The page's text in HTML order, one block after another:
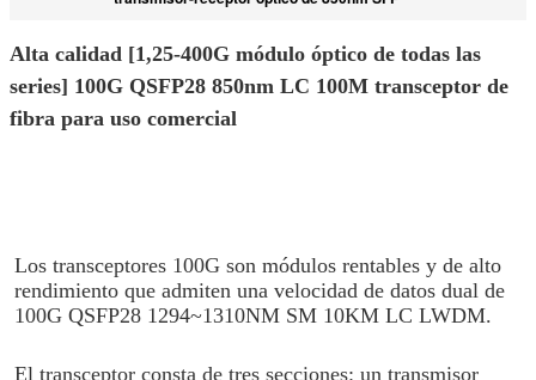
Alta calidad [1,25-400G módulo óptico de todas las
series] 100G QSFP28 850nm LC 100M transceptor de
fibra para uso comercial